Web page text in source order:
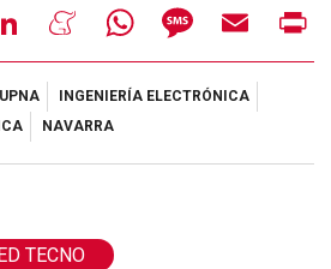
LinkedIn MeneameWhatsAppMessageEmail
UPNA
INGENIERÍA ELECTRÓNICA
NAVARRA
TECNO